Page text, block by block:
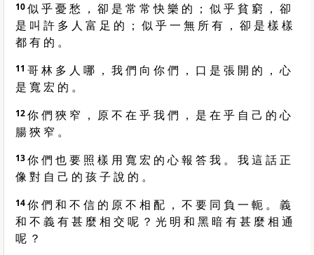
10似 乎 憂 愁 ， 卻 是 常 常 快 樂 的 ； 似 乎 貧 窮 ， 卻
是 叫 許 多 人 富 足 的 ； 似 乎 一 無 所 有 ， 卻 是 樣 樣
都 有 的 。
11 哥 林 多 人 哪 ， 我 們 向 你 們 ， 口 是 張 開 的 ， 心
是 寬 宏 的 。
12你 們 狹 窄 ， 原 不 在 乎 我 們 ， 是 在 乎 自 己 的 心
腸 狹 窄 。
13你 們 也 要 照 樣 用 寬 宏 的 心 報 答 我 。 我 這 話 正
像 對 自 己 的 孩 子 說 的 。
14你 們 和 不 信 的 原 不 相 配 ， 不 要 同 負 一 軛 。 義
和 不 義 有 甚 麼 相 交 呢 ？ 光 明 和 黑 暗 有 甚 麼 相 通
呢 ？